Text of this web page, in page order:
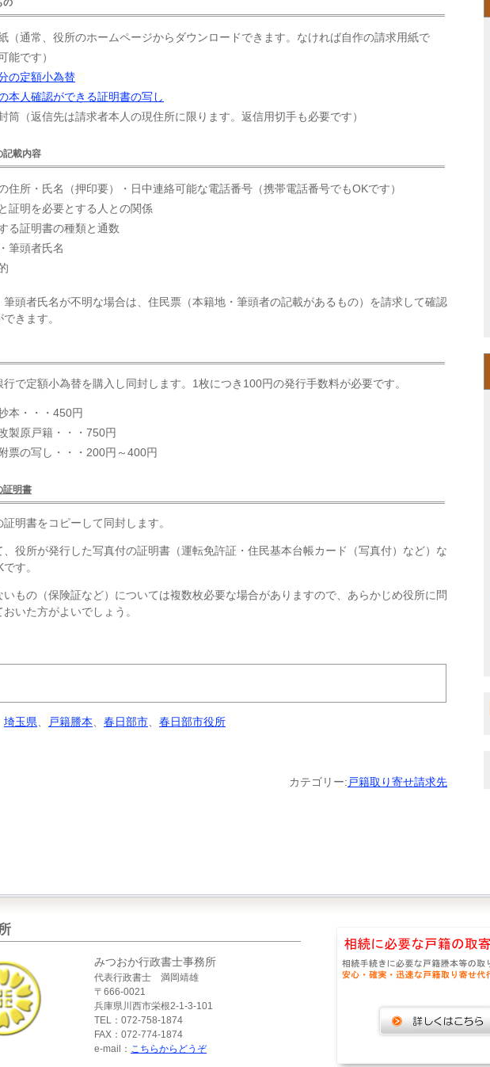
（通常、役所のホームページからダウンロードできます。なければ自作の請求用紙で
能です）
の定額小為替
本人確認ができる証明書の写し
筒（返信先は請求者本人の現住所に限ります。返信用切手も必要です）
記載内容
住所・氏名（押印要）・日中連絡可能な電話番号（携帯電話番号でもOKです）
証明を必要とする人との関係
る証明書の種類と通数
筆頭者氏名
頭者氏名が不明な場合は、住民票（本籍地・筆頭者の記載があるもの）を請求して確認
きます。
行で定額小為替を購入し同封します。1枚につき100円の発行手数料が必要です。
本・・・450円
製原戸籍・・・750円
票の写し・・・200円～400円
証明書
明書をコピーして同封します。
、役所が発行した写真付の証明書（運転免許証・住民基本台帳カード（写真付）など）な
す。
いもの（保険証など）については複数枚必要な場合がありますので、あらかじめ役所に問
いた方がよいでしょう。
埼玉県、 戸籍謄本、 春日部市、 春日部市役所
カテゴリー:戸籍取り寄せ請求先
みつおか行政書士事務所
代表行政書士 満岡靖雄
〒666-0021
兵庫県川西市栄根2-1-3-101
TEL：072-758-1874
FAX：072-774-1874
e-mail： こちらからどうぞ